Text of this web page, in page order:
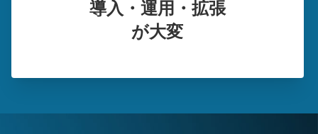
導入・運用・拡張
が大変